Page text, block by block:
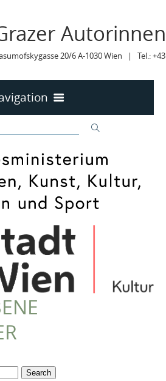
20/6 A-1030 Wien | Tel.:
Archiv
TERMINE
sortiert
LYRIK IM MÄRZ
MITGLIEDER
VEREIN
Musil Gedenkraum
IN MEMORIAM